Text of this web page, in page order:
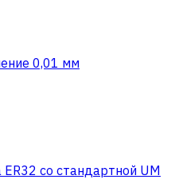
0,01 мм
со стандартной UM